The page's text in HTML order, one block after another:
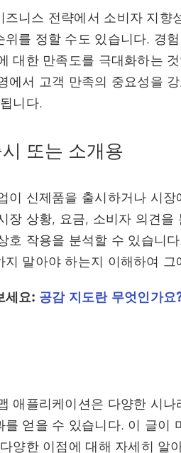
즈니스 전략에서 소비자 지향
위를 정할 수도 있습니다. 경
대한 만족도를 극대화하는
에서 고객 만족의 중요성을
니다.
또는 소개용
이 신제품을 출시하거나 시
장 상황, 요금, 소비자 의견
호 작용을 분석할 수 있습니
지 말아야 하는지 이해하여
세요: 공감 지도란 무엇인가요
애플리케이션은 다양한 시
를 얻을 수 있습니다. 이 글이
양한 이점에 대해 자세히 알